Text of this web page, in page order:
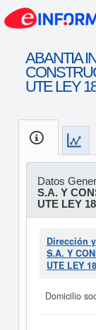
ABANTIA
UTE LEY
Datos
S.A. Y
UTE LEY
Dirección
S.A. Y
UTE LEY
Domicilio